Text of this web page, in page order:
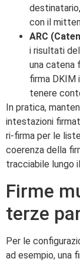
con il
ARC
i risultati
una catena
firma DKIM
tenere
In pratica,
intestazioni
ri-firma per le
coerenza della
tracciabile lungo
Firme
terze
Per le
ad esempio, una